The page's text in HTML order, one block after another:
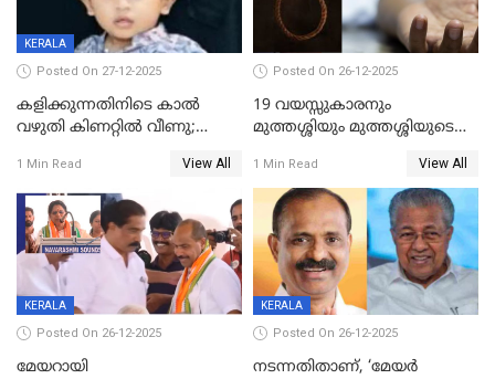
KERALA
Posted On 27-12-2025
കളിക്കുന്നതിനിടെ കാൽ
വഴുതി കിണറ്റിൽ വീണു;
ദാരുണാന്ത്യം
1 Min Read View All
Posted On 26-12-2025
19 വയസ്സുകാരനും
മുത്തശ്ശിയും മുത്തശ്ശിയുടെ
മരിച്ചനിലയിൽ
1 Min Read View All
KERALA
Posted On 26-12-2025
മേയറായി
KERALA
Posted On 26-12-2025
നടന്നതിതാണ്, ‘മേയർ